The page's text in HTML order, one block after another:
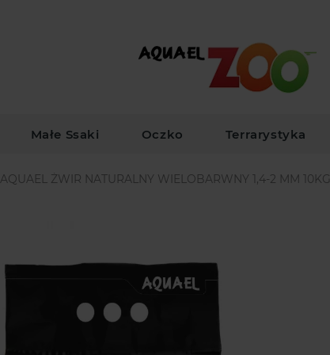
Małe Ssaki Oczko Terrarystyka
AQUAEL ŻWIR NATURALNY WIELOBARWNY 1,4-2 MM 10KG